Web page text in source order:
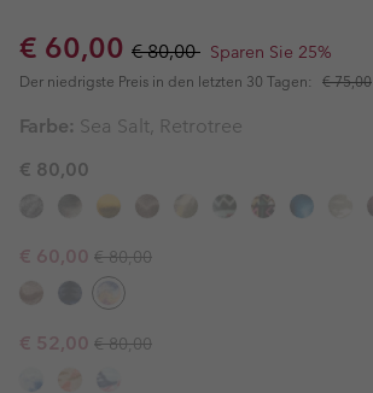
Sale price:
€ 60,00 Regular price:
€ 80,00 Sparen Sie 25%
Der niedrigste Preis in den letzten 30 Tagen: € 75,00
Farbe: Sea Salt, Retrotree
€ 80,00
Sale price:
€ 60,00 Regular price:
€ 80,00
Sale price:
€ 52,00 Regular price:
€ 80,00